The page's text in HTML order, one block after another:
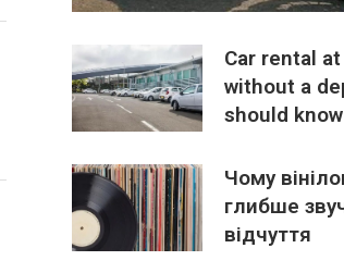
Car rental
without a
should know
Чому
глибше
відчуття